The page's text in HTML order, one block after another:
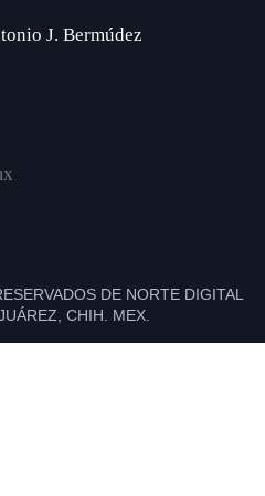
J. Bermúdez
DE NORTE DIGITAL
CHIH. MEX.